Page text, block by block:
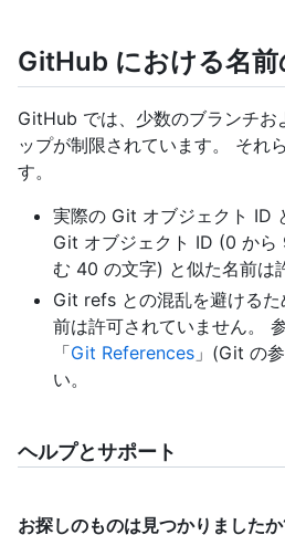
GitHub における名前
GitHub では、少数のブランチお
ップが制限されています。 それ
す。
実際の Git オブジェクト ID
Git オブジェクト ID (0 から
む 40 の文字) と似た名前は
Git refs との混乱を避けるた
前は許可されていません。
「Git References 」(Git の
い。
ヘルプとサポート
お探しのものは見つかりました